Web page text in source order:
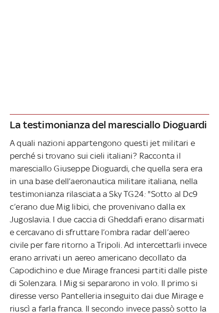
La testimonianza del maresciallo Dioguardi
A quali nazioni appartengono questi jet militari e
perché si trovano sui cieli italiani? Racconta il
maresciallo Giuseppe Dioguardi, che quella sera era
in una base dell’aeronautica militare italiana, nella
testimonianza rilasciata a Sky TG24: "Sotto al Dc9
c’erano due Mig libici, che provenivano dalla ex
Jugoslavia. I due caccia di Gheddafi erano disarmati
e cercavano di sfruttare l’ombra radar dell’aereo
civile per fare ritorno a Tripoli. Ad intercettarli invece
erano arrivati un aereo americano decollato da
Capodichino e due Mirage francesi partiti dalle piste
di Solenzara. I Mig si separarono in volo. Il primo si
diresse verso Pantelleria inseguito dai due Mirage e
riuscì a farla franca. Il secondo invece passò sotto la